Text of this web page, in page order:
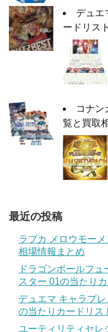
デュエ
ードリス
コナン
覧と買取
最近の投稿
ラブカ メロウモー
相場情報まとめ
ドラゴンボールフ
スター 01の当たり
デュエマ キャラプ
の当たりカードリス
ユーティリティセレ